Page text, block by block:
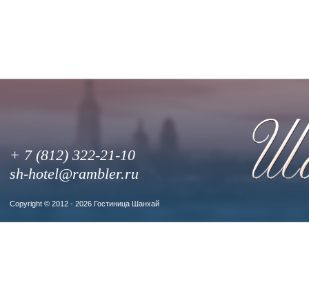
+ 7 (812) 322-21-10
sh-hotel@rambler.ru
Copyright © 2012 - 2026 Гостиница Шанхай